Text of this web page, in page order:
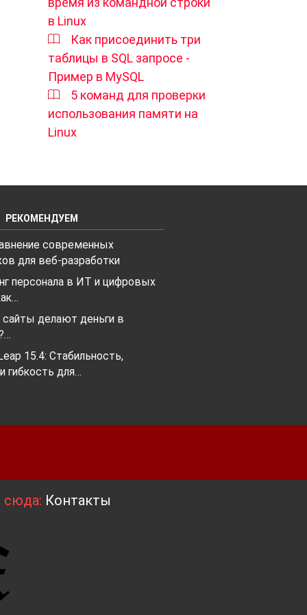
в Linux
Как присоединить три
таблицы в SQL запросе -
Пример в MySQL
5 команд для проверки
использования памяти на
Linux
РЕКОМЕНДУЕМ
современных
для веб-разработки
персонала в ИТ и цифровых
сайты делают деньги в
15.4: Стабильность,
гибкость для…
сюда: Контакты